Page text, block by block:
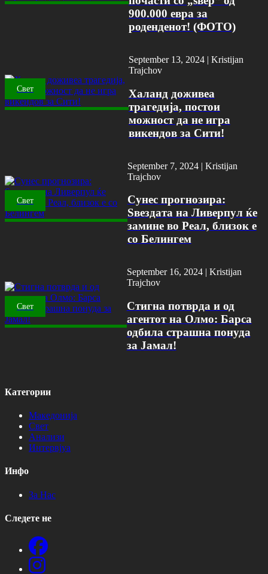
900.000 евра за
роденденот! (ФОТО)
Свет
September 13, 2024 | Kristijan
Trajchov
Халанд доживеа
трагедија, постои
можност да не игра
викендов за Сити!
Свет
September 7, 2024 | Kristijan
Trajchov
Сунес прогнозира:
Ѕвездата на Ливерпул ќе
замине во Реал, близок е
со Белингем
Свет
September 16, 2024 | Kristijan
Trajchov
Стигна потврда и од
агентот на Олмо: Барса
одбила страшна понуда
за Јамал!
Категории
Македонија
Свет
Анализи
Интервјуа
Инфо
За Нас
Следете не